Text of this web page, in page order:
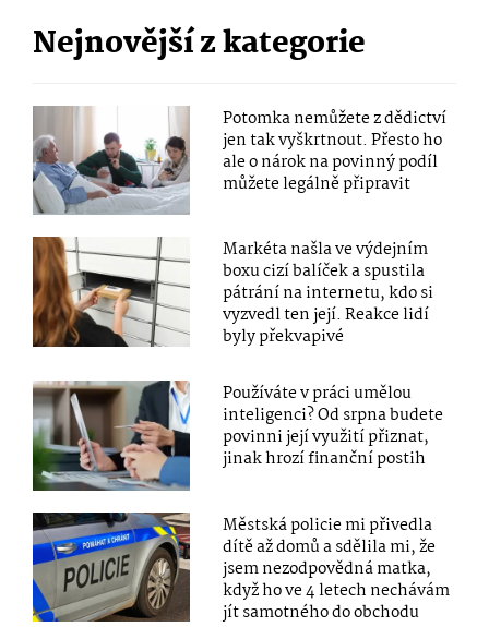
Nejnovější z kategorie
Potomka nemůžete z dědictví
jen tak vyškrtnout. Přesto ho
ale o nárok na povinný podíl
můžete legálně připravit
Markéta našla ve výdejním
boxu cizí balíček a spustila
pátrání na internetu, kdo si
vyzvedl ten její. Reakce lidí
byly překvapivé
Používáte v práci umělou
inteligenci? Od srpna budete
povinni její využití přiznat,
jinak hrozí finanční postih
Městská policie mi přivedla
dítě až domů a sdělila mi, že
jsem nezodpovědná matka,
když ho ve 4 letech nechávám
jít samotného do obchodu